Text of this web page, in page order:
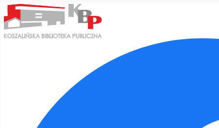
Ułatwienia dostępu
Monochromatyczny
Ciemny kontrast
Jasny kontrast
Niskie nasycenie